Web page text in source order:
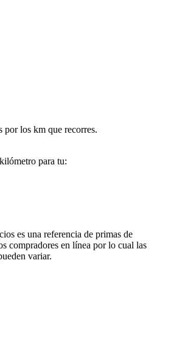
por los km que recorres.
para tu:
es una referencia de primas de
compradores en línea por lo cual las
variar.